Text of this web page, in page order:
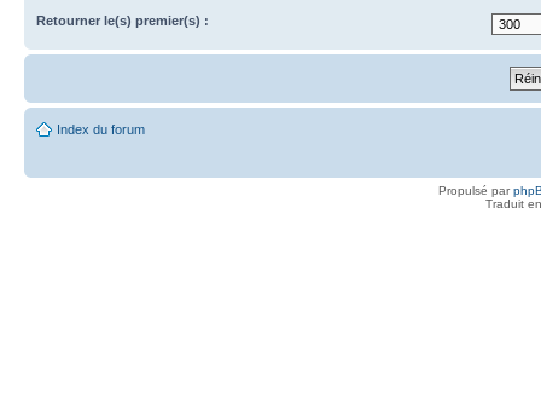
Retourner le(s) premier(s) :
Index du forum
Propulsé par
Traduit